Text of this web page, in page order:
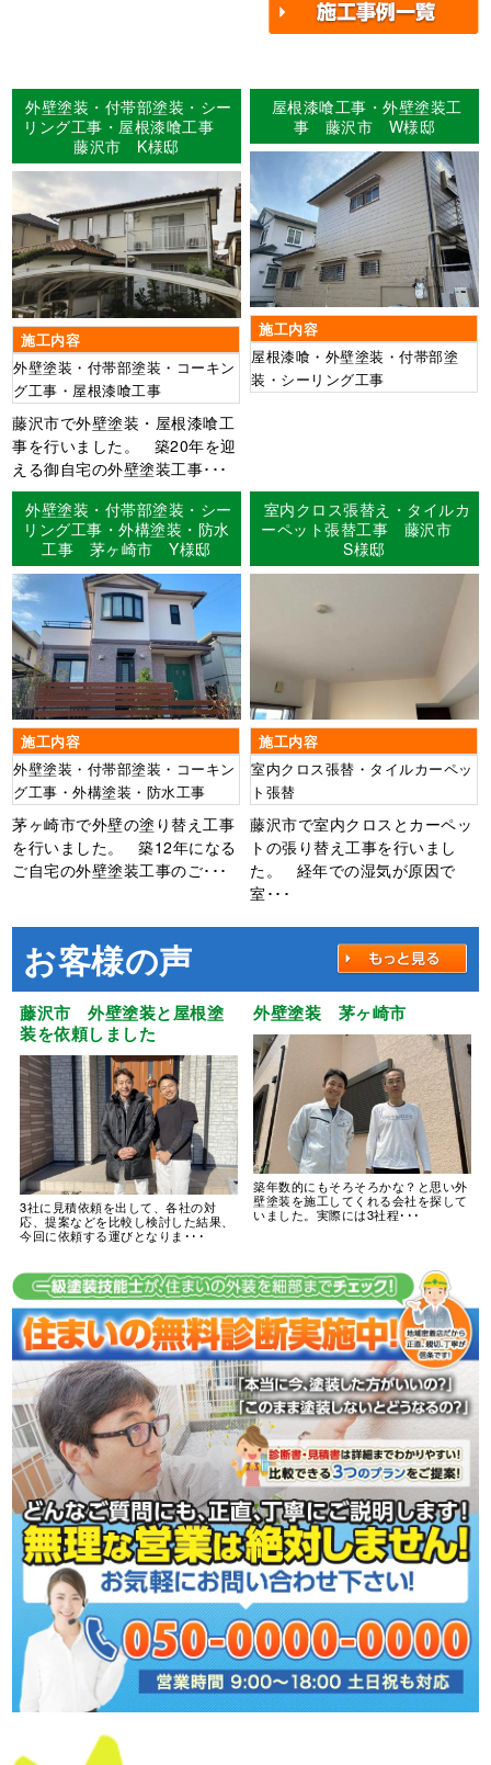
外壁塗装・付帯部塗装・シー
リング工事・屋根漆喰工事
藤沢市 K様邸
施工内容
外壁塗装・付帯部塗装・コーキン
グ工事・屋根漆喰工事
藤沢市で外壁塗装・屋根漆喰工
事を行いました。 築20年を迎
える御自宅の外壁塗装工事･･･
屋根漆喰工事・外壁塗装工
事 藤沢市 W様邸
施工内容
屋根漆喰・外壁塗装・付帯部塗
装・シーリング工事
外壁塗装・付帯部塗装・シー
リング工事・外構塗装・防水
工事 茅ヶ崎市 Y様邸
施工内容
外壁塗装・付帯部塗装・コーキン
グ工事・外構塗装・防水工事
茅ヶ崎市で外壁の塗り替え工事
を行いました。 築12年になる
ご自宅の外壁塗装工事のご･･･
室内クロス張替え・タイルカ
ーペット張替工事 藤沢市
S様邸
施工内容
室内クロス張替・タイルカーペッ
ト張替
藤沢市で室内クロスとカーペッ
トの張り替え工事を行いまし
た。 経年での湿気が原因で
室･･･
お客様の声
藤沢市 外壁塗装と屋根塗
装を依頼しました
3社に見積依頼を出して、各社の対
応、提案などを比較し検討した結果、
今回に依頼する運びとなりま･･･
外壁塗装 茅ヶ崎市
築年数的にもそろそろかな？と思い外
壁塗装を施工してくれる会社を探して
いました。実際には3社程･･･